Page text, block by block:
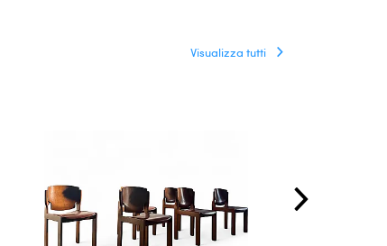
Visualizza tutti